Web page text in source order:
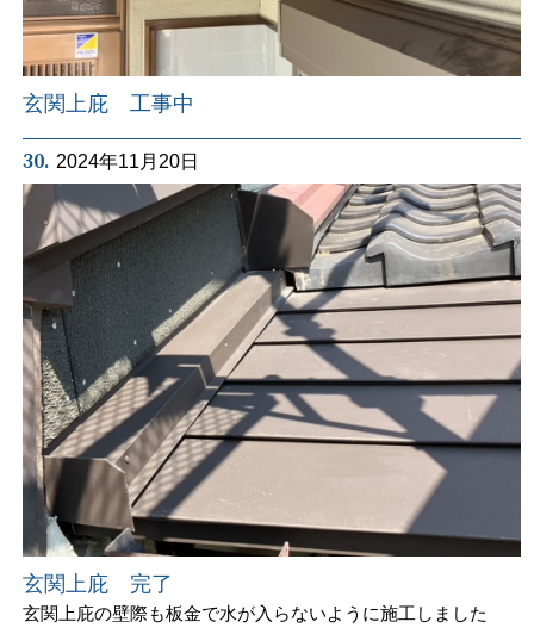
玄関上庇 工事中
30. 2024年11月20日
玄関上庇 完了
玄関上庇の壁際も板金で水が入らないように施工しました